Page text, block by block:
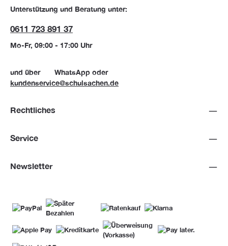
Unterstützung und Beratung unter:
0611 723 891 37
Mo-Fr, 09:00 - 17:00 Uhr
und über WhatsApp oder
kundenservice@schulsachen.de
Rechtliches
Service
Newsletter